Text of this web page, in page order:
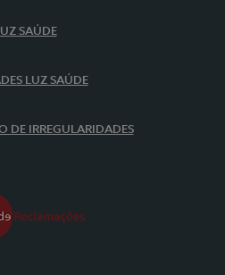
SAÚDE
LUZ SAÚDE
DE IRREGULARIDADES